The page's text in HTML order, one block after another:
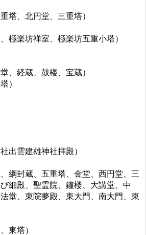
塔、北円堂、三重塔）
極楽坊禅室、極楽坊五重小塔）
、経蔵、鼓楼、宝蔵）
）
出雲建雄神社拝殿）
、綱封蔵、五重塔、金堂、西円堂、三
細殿、聖霊院、鐘楼、大講堂、中
堂、東院夢殿、東大門、南大門、東
東塔）